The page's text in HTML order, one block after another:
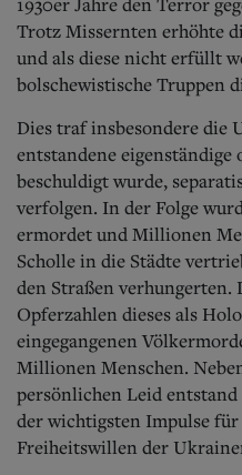
Trotz Missernten erhöhte
und als diese nicht erfüllt
bolschewistische Truppen
Dies traf insbesondere die
entstandene
beschuldigt wurde,
verfolgen. In der Folge
ermordet und Millionen
Scholle in die Städte
den Straßen verhungerten.
Opferzahlen dieses als
eingegangenen
Millionen Menschen.
persönlichen Leid
der wichtigsten Impulse
Freiheitswillen der